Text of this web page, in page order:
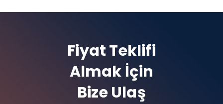
Fiyat Teklifi
Almak İçin
Bize Ulaş